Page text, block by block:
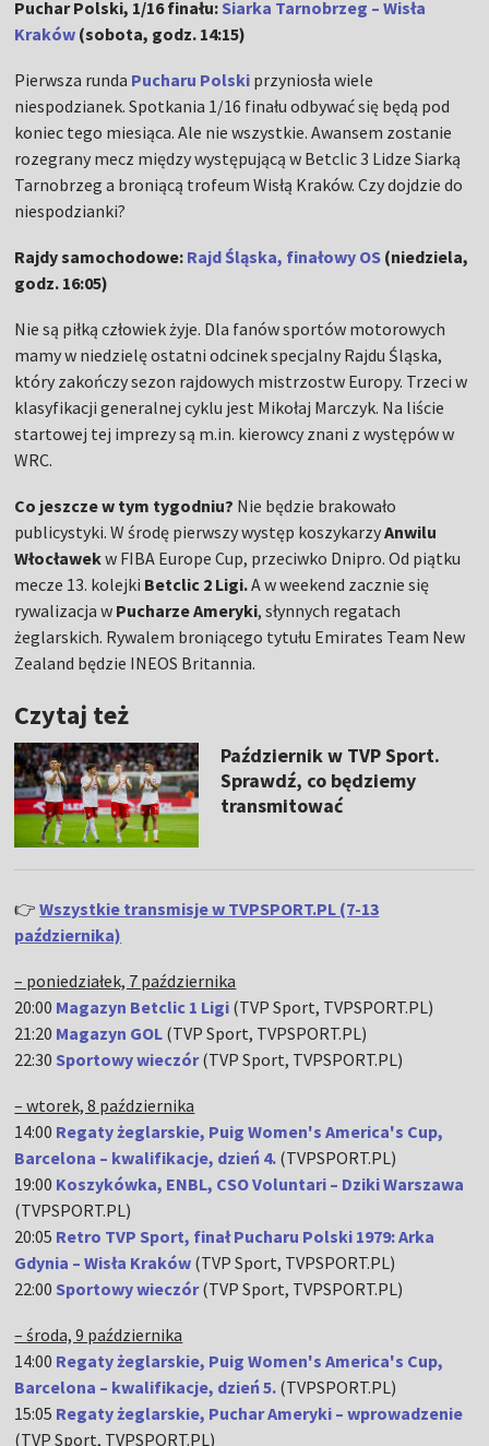
Puchar Polski, 1/16 finału: Siarka Tarnobrzeg – Wisła
Kraków (sobota, godz. 14:15)
Pierwsza runda Pucharu Polski przyniosła wiele
niespodzianek. Spotkania 1/16 finału odbywać się będą pod
koniec tego miesiąca. Ale nie wszystkie. Awansem zostanie
rozegrany mecz między występującą w Betclic 3 Lidze Siarką
Tarnobrzeg a broniącą trofeum Wisłą Kraków. Czy dojdzie do
niespodzianki?
Rajdy samochodowe: Rajd Śląska, finałowy OS (niedziela,
godz. 16:05)
Nie są piłką człowiek żyje. Dla fanów sportów motorowych
mamy w niedzielę ostatni odcinek specjalny Rajdu Śląska,
który zakończy sezon rajdowych mistrzostw Europy. Trzeci w
klasyfikacji generalnej cyklu jest Mikołaj Marczyk. Na liście
startowej tej imprezy są m.in. kierowcy znani z występów w
WRC.
Co jeszcze w tym tygodniu? Nie będzie brakowało
publicystyki. W środę pierwszy występ koszykarzyAnwilu
Włocławekw FIBA Europe Cup, przeciwko Dnipro. Od piątku
mecze 13. kolejki Betclic 2 Ligi.A w weekend zacznie się
rywalizacja w Pucharze Ameryki, słynnych regatach
żeglarskich. Rywalem broniącego tytułu Emirates Team New
Zealand będzie INEOS Britannia.
Czytaj też
Październik w TVP Sport.
Sprawdź, co będziemy
transmitować
👉Wszystkie transmisje w TVPSPORT.PL (7-13
października)
– poniedziałek, 7 października
20:00 Magazyn Betclic 1 Ligi (TVP Sport, TVPSPORT.PL)
21:20 Magazyn GOL (TVP Sport, TVPSPORT.PL)
22:30 Sportowy wieczór(TVP Sport, TVPSPORT.PL)
– wtorek, 8 października
14:00 Regaty żeglarskie, Puig Women's America's Cup,
Barcelona – kwalifikacje, dzień 4. (TVPSPORT.PL)
19:00 Koszykówka, ENBL, CSO Voluntari – Dziki Warszawa
(TVPSPORT.PL)
20:05 Retro TVP Sport, finał Pucharu Polski 1979: Arka
Gdynia – Wisła Kraków (TVP Sport, TVPSPORT.PL)
22:00 Sportowy wieczór(TVP Sport, TVPSPORT.PL)
– środa, 9 października
14:00 Regaty żeglarskie, Puig Women's America's Cup,
Barcelona – kwalifikacje, dzień 5. (TVPSPORT.PL)
15:05 Regaty żeglarskie, Puchar Ameryki – wprowadzenie
(TVP Sport, TVPSPORT.PL)